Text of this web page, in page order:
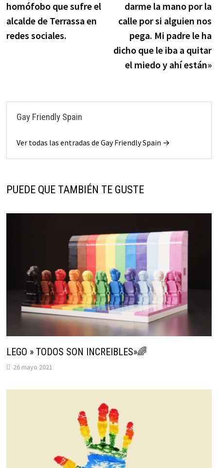
homófobo que sufre el
alcalde de Terrassa en
redes sociales.
darme la mano por la
calle por si alguien nos
pega. Mi padre le ha
dicho que le iba a quitar
el miedo y ahí están»
Gay Friendly Spain
Ver todas las entradas de Gay Friendly Spain →
PUEDE QUE TAMBIÉN TE GUSTE
LEGO » TODOS SON INCREIBLES»🌈
26 mayo 2021